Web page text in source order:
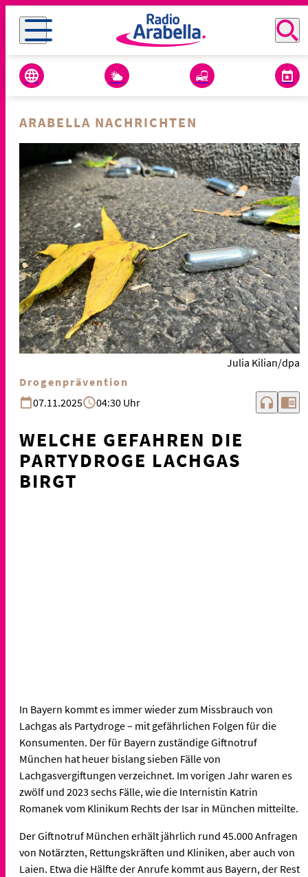
ARABELLA NACHRICHTEN
Julia Kilian/dpa
Drogenprävention
07.11.2025
04:30 Uhr headphones chrome_reader_mode
WELCHE GEFAHREN DIE
PARTYDROGE LACHGAS
BIRGT
In Bayern kommt es immer wieder zum Missbrauch von
Lachgas als Partydroge – mit gefährlichen Folgen für die
Konsumenten. Der für Bayern zuständige Giftnotruf
München hat heuer bislang sieben Fälle von
Lachgasvergiftungen verzeichnet. Im vorigen Jahr waren es
zwölf und 2023 sechs Fälle, wie die Internistin Katrin
Romanek vom Klinikum Rechts der Isar in München mitteilte.
Der Giftnotruf München erhält jährlich rund 45.000 Anfragen
von Notärzten, Rettungskräften und Kliniken, aber auch von
Laien. Etwa die Hälfte der Anrufe kommt aus Bayern, der Rest